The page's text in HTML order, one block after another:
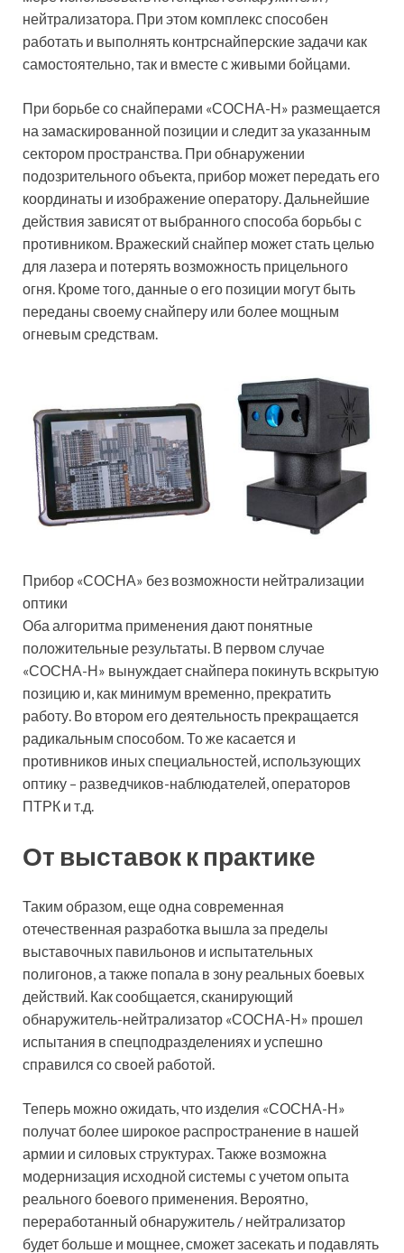
нейтрализатора. При этом комплекс способен
работать и выполнять контрснайперские задачи как
самостоятельно, так и вместе с живыми бойцами.
При борьбе со снайперами «СОСНА-Н» размещается
на замаскированной позиции и следит за указанным
сектором пространства. При обнаружении
подозрительного объекта, прибор может передать его
координаты и изображение оператору. Дальнейшие
действия зависят от выбранного способа борьбы с
противником. Вражеский снайпер может стать целью
для лазера и потерять возможность прицельного
огня. Кроме того, данные о его позиции могут быть
переданы своему снайперу или более мощным
огневым средствам.
Прибор «СОСНА» без возможности нейтрализации
оптики
Оба алгоритма применения дают понятные
положительные результаты. В первом случае
«СОСНА-Н» вынуждает снайпера покинуть вскрытую
позицию и, как минимум временно, прекратить
работу. Во втором его деятельность прекращается
радикальным способом. То же касается и
противников иных специальностей, использующих
оптику – разведчиков-наблюдателей, операторов
ПТРК и т.д.
От выставок к практике
Таким образом, еще одна современная
отечественная разработка вышла за пределы
выставочных павильонов и испытательных
полигонов, а также попала в зону реальных боевых
действий. Как сообщается, сканирующий
обнаружитель-нейтрализатор «СОСНА-Н» прошел
испытания в спецподразделениях и успешно
справился со своей работой.
Теперь можно ожидать, что изделия «СОСНА-Н»
получат более широкое распространение в нашей
армии и силовых структурах. Также возможна
модернизация исходной системы с учетом опыта
реального боевого применения. Вероятно,
переработанный обнаружитель / нейтрализатор
будет больше и мощнее, сможет засекать и подавлять